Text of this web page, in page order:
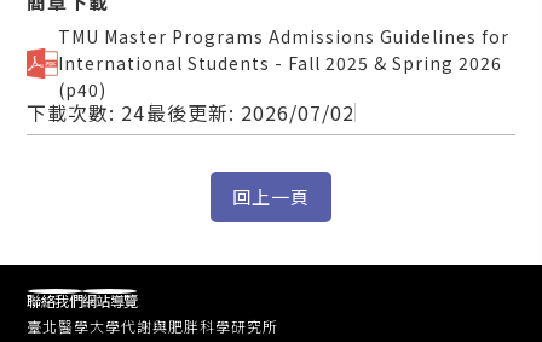
TMU Master Programs Admissions Guidelines for
International Students - Fall 2025 & Spring 2026
(p40)
下載次數: 24最後更新: 2026/07/02
臺北醫學大學代謝與肥胖科學研究所
聯絡我們網站導覽